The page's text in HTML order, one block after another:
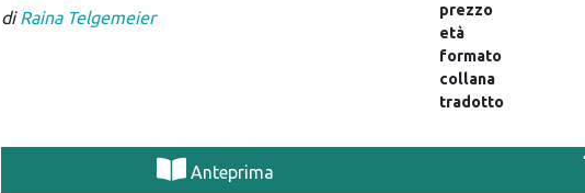
diRaina Telgemeier
prezzo
età
formato
collana
tradotto
Anteprima